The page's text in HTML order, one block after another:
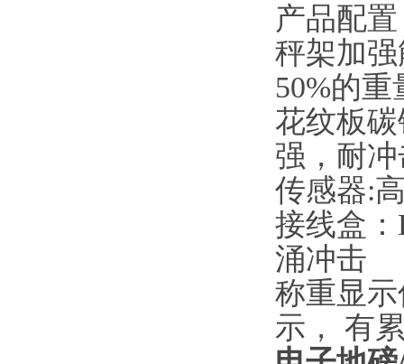
产品
秤架加
50%的重
花纹板
强，耐
传感器:
接线盒：
涌冲击
称重显
示， 有